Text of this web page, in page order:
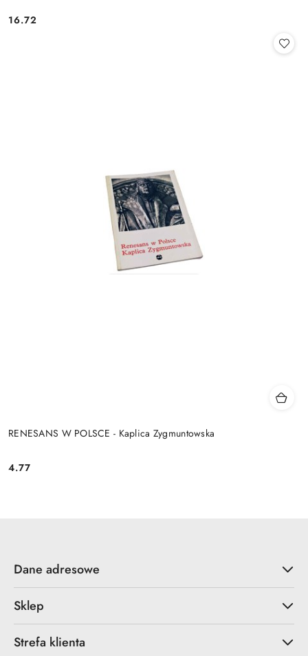
Cena:
16.72
RENESANS W POLSCE - Kaplica Zygmuntowska
Cena:
4.77
Dane adresowe
Sklep
Strefa klienta